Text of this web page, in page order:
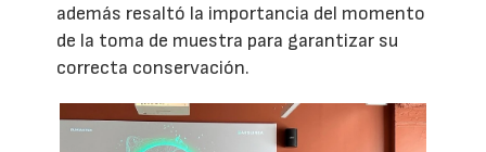
además resaltó la importancia del momento
de la toma de muestra para garantizar su
correcta conservación.